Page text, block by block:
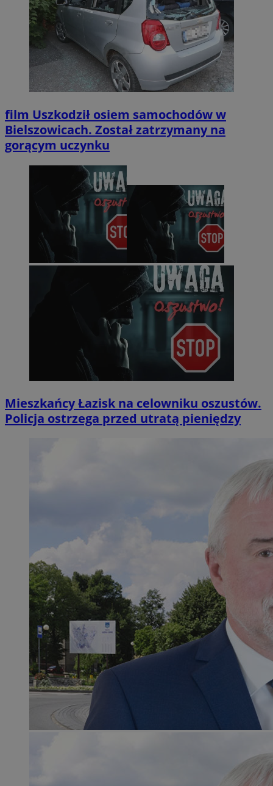
film Uszkodził osiem samochodów w
Bielszowicach. Został zatrzymany na
gorącym uczynku
Mieszkańcy Łazisk na celowniku oszustów.
Policja ostrzega przed utratą pieniędzy